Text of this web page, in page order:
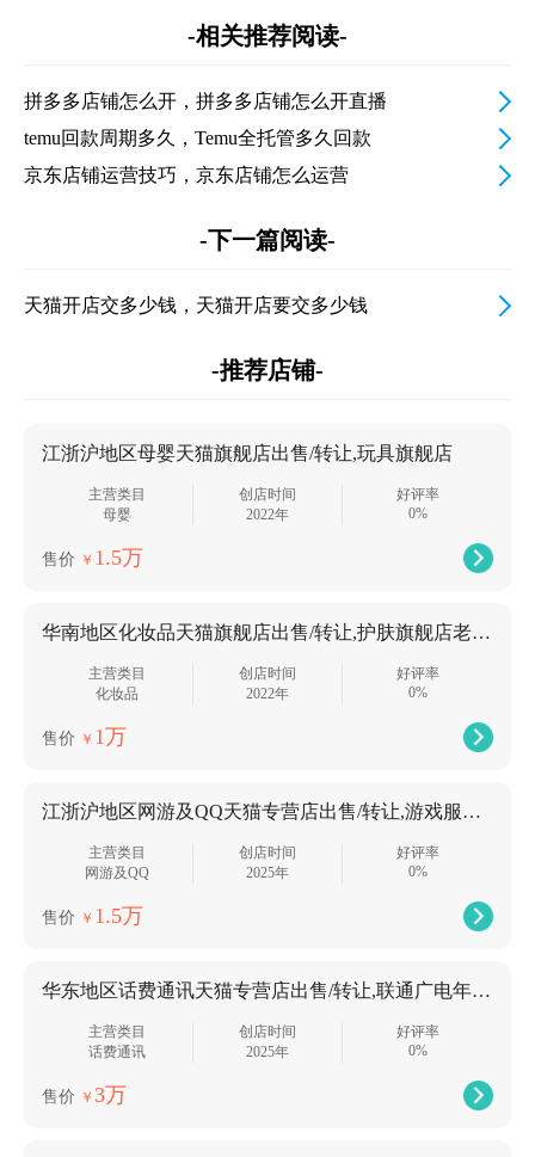
-相关推荐阅读-
拼多多店铺怎么开，拼多多店铺怎么开直播
temu回款周期多久，Temu全托管多久回款
京东店铺运营技巧，京东店铺怎么运营
-下一篇阅读-
天猫开店交多少钱，天猫开店要交多少钱
-推荐店铺-
江浙沪地区母婴天猫旗舰店出售/转让,玩具旗舰店
主营类目
母婴
创店时间
2022年
好评率
0%
售价 ￥ 1.5万
华南地区化妆品天猫旗舰店出售/转让,护肤旗舰店老店主体变更
主营类目
化妆品
创店时间
2022年
好评率
0%
售价 ￥ 1万
江浙沪地区网游及QQ天猫专营店出售/转让,游戏服务类目专营店价格美丽
主营类目
网游及QQ
创店时间
2025年
好评率
0%
售价 ￥ 1.5万
华东地区话费通讯天猫专营店出售/转让,联通广电年底店
主营类目
话费通讯
创店时间
2025年
好评率
0%
售价 ￥ 3万